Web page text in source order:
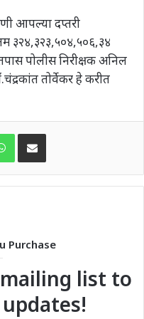
आपल्या दप्तरी
३२४,३२३,५०४,५०६,३४
पोलीस निरीक्षक अनिल
तोर्वेकर हे करीत
WhatsAppShare via Email
Purchase
list to